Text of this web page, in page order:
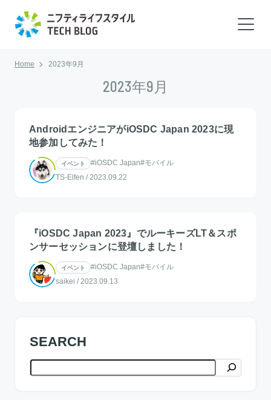
Home 2023年9月
2023年9月
AndroidエンジニアがiOSDC Japan 2023に現
地参加してみた！
イベント #iOSDC Japan#モバイル
TS-Elfen / 2023.09.22
『iOSDC Japan 2023』でルーキーズLT＆スポ
ンサーセッションに登壇しました！
イベント #iOSDC Japan#モバイル
saikei / 2023.09.13
SEARCH
検索